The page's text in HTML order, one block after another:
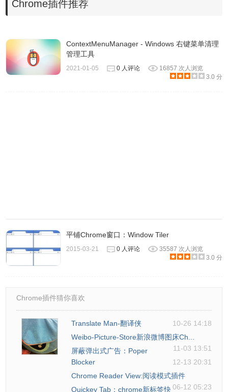
Simple Window Saver的联系方式
1.作者：nickbaum。
Chrome插件推荐
ContextMenuManager - Windows 右键菜单清理
管理工具
2021-01-05 0 人评论
16857 次人浏览
3.0 分
平铺Chrome窗口：Window Tiler
2015-03-21 0 人评论
35587 次人浏览
3.0 分
Chrome插件猜你喜欢
Translate Man-翻译侠
10-26 14:18
Weibo-Picture-Store新浪微博图床Ch...
11-03 13:51
屏蔽弹出式广告：Poper
Blocker
12-13 20:31
Chrome Reader View:阅读模式插件
06-12 05:23
Quickey Tab：chrome新标签快